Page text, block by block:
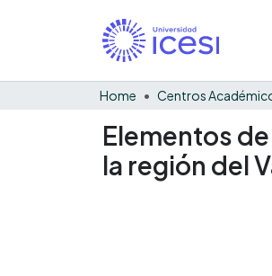
Home Centros
Elementos
la región del